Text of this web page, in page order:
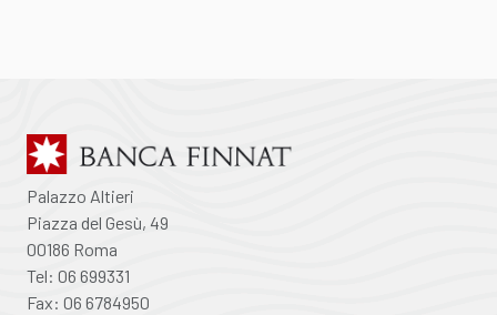
Palazzo Altieri
Piazza del Gesù, 49
00186 Roma
Tel: 06 699331
Fax: 06 6784950